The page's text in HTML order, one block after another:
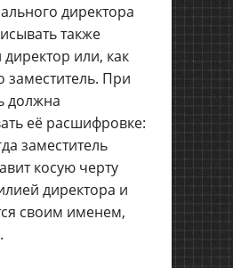
директора
также
или, как
заместитель. При
должна
её расшифровке:
заместитель
косую черту
директора и
своим именем,